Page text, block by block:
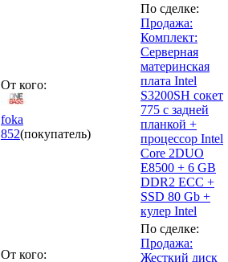
От кого:
foka
852(покупатель)
По сделке:
Продажа:
Комплект:
Серверная
материнская
плата Intel
S3200SH сокет
775 с задней
планкой +
процессор Intel
Core 2DUO
E8500 + 6 GB
DDR2 ECC +
SSD 80 Gb +
кулер Intel
От кого:
По сделке:
Продажа:
Жесткий диск